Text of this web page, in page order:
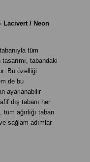
Lacivert / Neon
tüm
tabandaki
Bu özelliği
de bu
ayarlanabilir
dış tabanı her
ağırlığı taban
sağlam adımlar